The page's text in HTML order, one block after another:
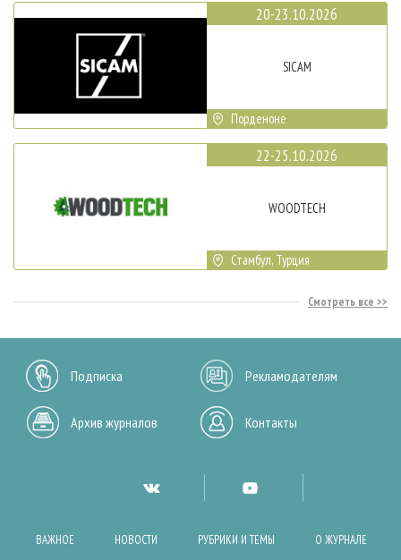
20-23.10.2026
SICAM
Порденоне
22-25.10.2026
WOODTECH
Стамбул, Турция
Смотреть все
Подписка Рекламодателям
Архив журналов Контакты
ВАЖНОЕ НОВОСТИ РУБРИКИ И ТЕМЫ О ЖУРНАЛЕ